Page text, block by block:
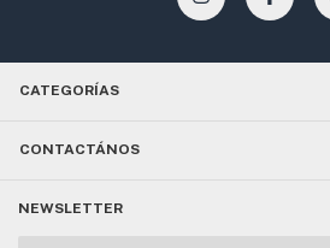
CATEGORÍAS
CONTACTÁNOS
NEWSLETTER